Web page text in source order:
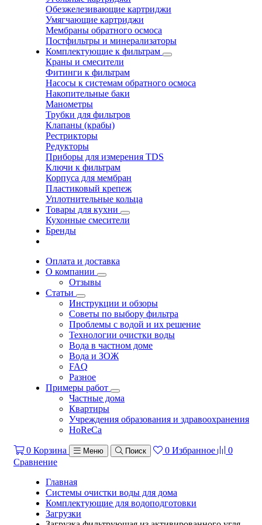
Обезжелезивающие картриджи
Умягчающие картриджи
Мембраны обратного осмоса
Постфильтры и минерализаторы
Комплектующие к фильтрам
Краны и смесители
Фитинги к фильтрам
Насосы к системам обратного осмоса
Накопительные баки
Манометры
Трубки для фильтров
Клапаны (крабы)
Рестрикторы
Редукторы
Приборы для измерения TDS
Ключи к фильтрам
Корпуса для мембран
Пластиковый крепеж
Уплотнительные кольца
Товары для кухни
Кухонные смесители
Бренды
Оплата и доставка
О компании
Отзывы
Статьи
Инструкции и обзоры
Советы по выбору фильтра
Проблемы с водой и их решение
Технологии очистки воды
Вода в частном доме
Вода и ЗОЖ
FAQ
Разное
Примеры работ
Частные дома
Квартиры
Учреждения образования и здравоохранения
HoReCa
0 Корзина Меню Поиск 0 Избранное
0
Сравнение
Главная
Системы очистки воды для дома
Комплектующие для водоподготовки
Загрузки